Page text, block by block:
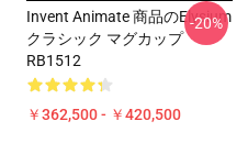
Invent Animate 商品のelysium
クラシック マグカップ
RB1512
￥362,500 - ￥420,500
-20%